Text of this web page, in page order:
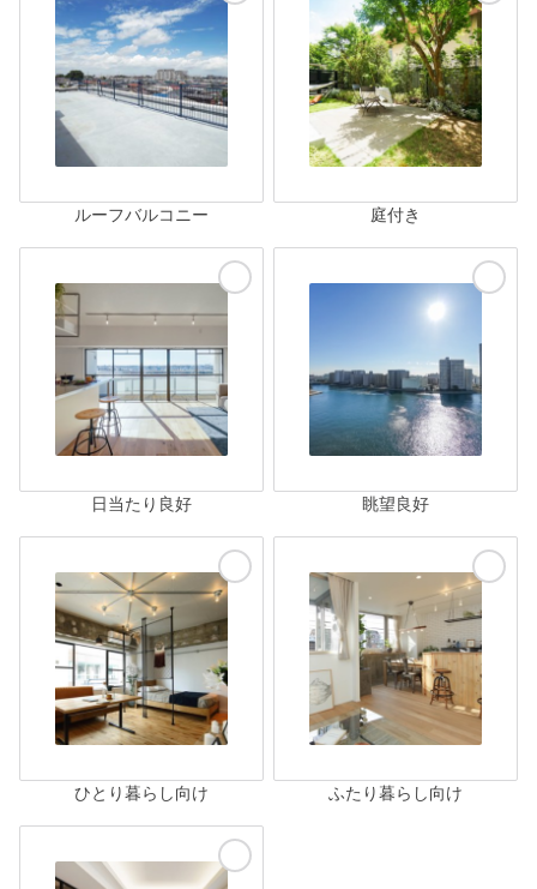
ルーフバルコニー 庭付き
日当たり良好 眺望良好
ひとり暮らし向け ふたり暮らし向け